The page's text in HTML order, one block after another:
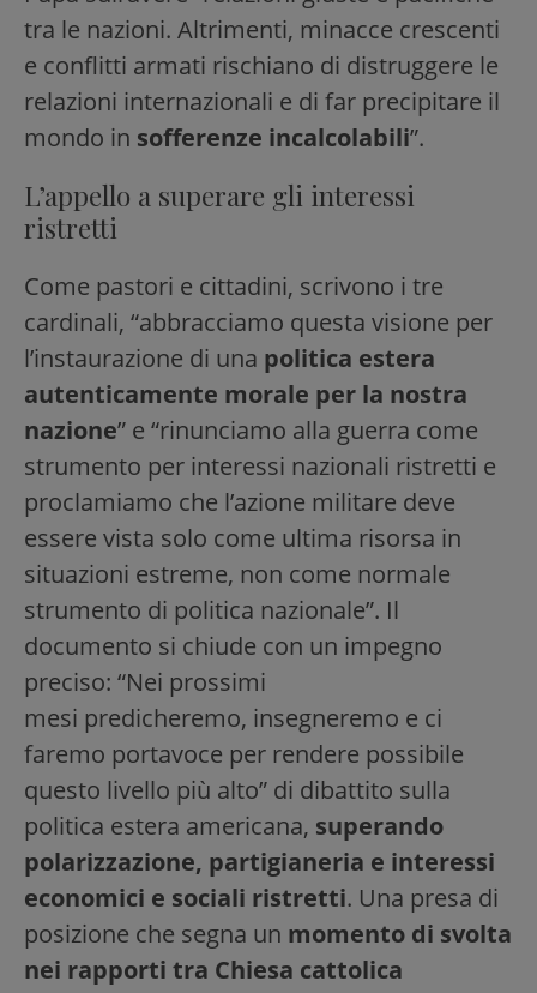
tra le nazioni. Altrimenti, minacce crescenti
e conflitti armati rischiano di distruggere le
relazioni internazionali e di far precipitare il
mondo in sofferenze incalcolabili”.
L’appello a superare gli interessi
ristretti
Come pastori e cittadini, scrivono i tre
cardinali, “abbracciamo questa visione per
l’instaurazione di una politica estera
autenticamente morale per la nostra
nazione” e “rinunciamo alla guerra come
strumento per interessi nazionali ristretti e
proclamiamo che l’azione militare deve
essere vista solo come ultima risorsa in
situazioni estreme, non come normale
strumento di politica nazionale”. Il
documento si chiude con un impegno
preciso: “Nei prossimi
mesi predicheremo, insegneremo e ci
faremo portavoce per rendere possibile
questo livello più alto” di dibattito sulla
politica estera americana, superando
polarizzazione, partigianeria e interessi
economici e sociali ristretti. Una presa di
posizione che segna un momento di svolta
nei rapporti tra Chiesa cattolica